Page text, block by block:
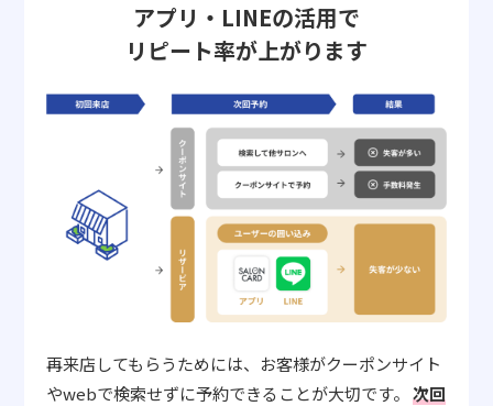
アプリ・LINEの活用で
リピート率が上がります
再来店してもらうためには、お客様がクーポンサイト
やwebで検索せずに予約できることが大切です。 次回